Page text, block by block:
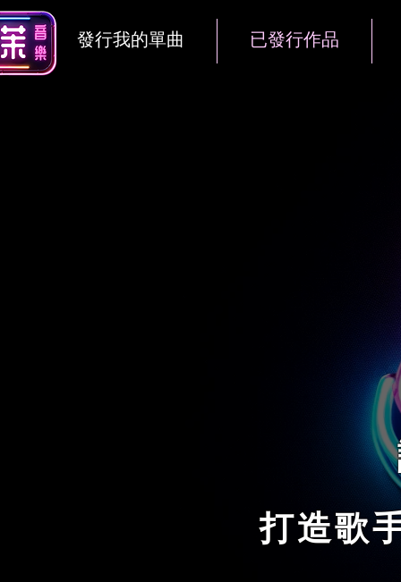
發行我的單曲 已發行作品
打造歌